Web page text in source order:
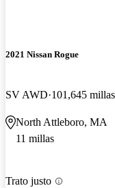
2021 Nissan Rogue
SV AWD 101,645 millas
North Attleboro, MA
11 millas
Trato justo